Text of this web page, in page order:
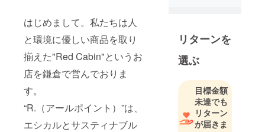
はじめまして。私たちは人
と環境に優しい商品を取り
揃えた"Red Cabin"というお
店を鎌倉で営んでおりま
す。
“R.（アールポイント）”は、
エシカルとサスティナブル
リターンを
選ぶ
目標金額
未達でも
リターン
が届きま